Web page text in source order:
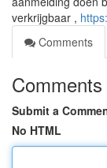
verkrijgbaar ,
Comments
Comments
Submit a
No HTML